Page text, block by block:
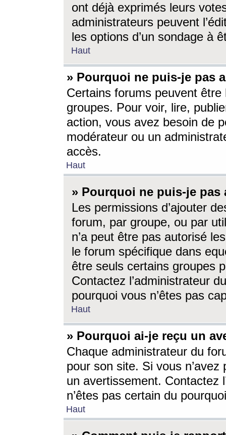
ont déjà exprimés leurs
administrateurs peuvent
les options d’un sondage à
Haut
» Pourquoi ne puis-je pas
Certains forums peuvent être
groupes. Pour voir, lire,
action, vous avez besoin de
modérateur ou un
accès.
Haut
» Pourquoi ne puis-je
Les permissions d’ajouter
forum, par groupe, ou par
n’a peut être pas autorisé
le forum spécifique dans
être seuls certains groupes
Contactez l’administrateur
pourquoi vous n’êtes pas
Haut
» Pourquoi ai-je reçu un
Chaque administrateur du
pour son site. Si vous
un avertissement. Contactez
n’êtes pas certain du
Haut